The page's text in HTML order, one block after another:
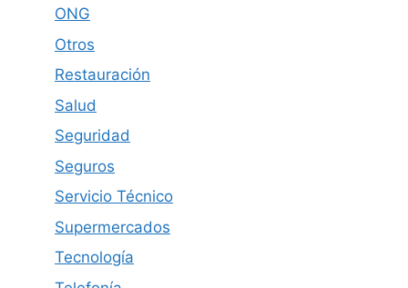
ONG
Otros
Restauración
Salud
Seguridad
Seguros
Servicio Técnico
Supermercados
Tecnología